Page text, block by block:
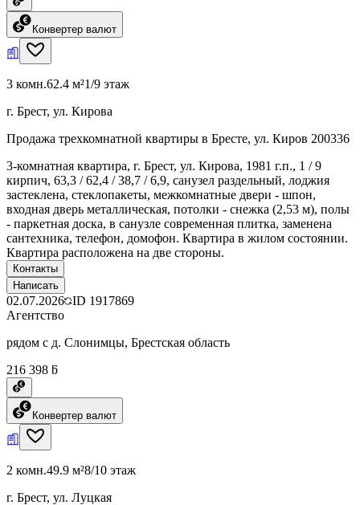
Конвертер валют
3 комн.62.4 м²1/9 этаж
г. Брест, ул. Кирова
Продажа трехкомнатной квартиры в Бресте, ул. Киров 200336
3-комнатная квартира, г. Брест, ул. Кирова, 1981 г.п., 1 / 9
кирпич, 63,3 / 62,4 / 38,7 / 6,9, санузел раздельный, лоджия
застеклена, стеклопакеты, межкомнатные двери - шпон,
входная дверь металлическая, потолки - снежка (2,53 м), полы
- паркетная доска, в санузле современная плитка, заменена
сантехника, телефон, домофон. Квартира в жилом состоянии.
Квартира расположена на две стороны.
Контакты
Написать
02.07.2026 ID 1917869
Агентство
рядом с д. Слонимцы, Брестская область
216 398 ƃ
Конвертер валют
2 комн.49.9 м²8/10 этаж
г. Брест, ул. Луцкая